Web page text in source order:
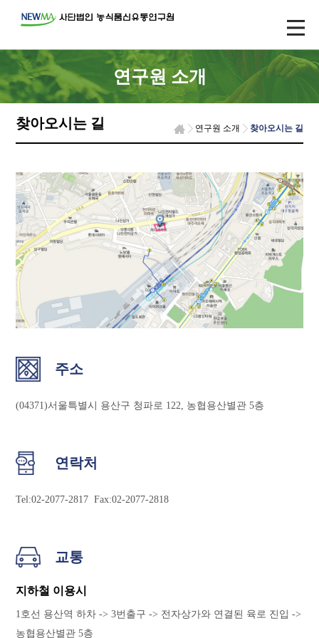
연구원 소개
찾아오시는 길 연구원 소개 찾아오시는 길
주소
(04371)서울특별시 용산구 청파로 122, 농협용산별관 5층
연락처
Tel:02-2077-2817 Fax:02-2077-2818
교통
지하철 이용시
1호선 용산역 하차 -> 3번출구 -> 전자상가와 연결된 육로 진입 ->
농협용산별관 5층